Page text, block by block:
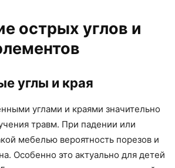
острых углов и
углы и края
углами и краями значительно
травм. При падении или
мебелью вероятность порезов и
Особенно это актуально для детей